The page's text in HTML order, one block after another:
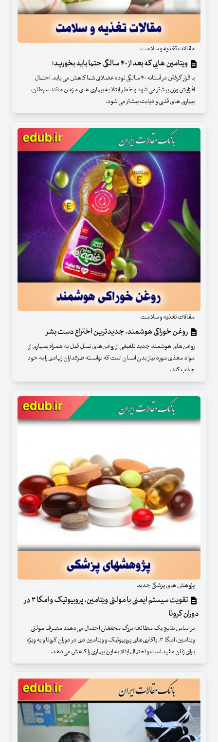
مقالات تغذیه و سلامت
ویتامین هایی که بعد از ۴۰ سالگی حتما باید بخورید!
با قرار گرفتن در آستانه ۴۰ سالگی توده عضلانی شما کاهش می یابد، احتمال
افزایش وزن بیشتر می شود و خطر ابتلا به بیماری های مزمن مانند سرطان،
بیماری های قلبی و دیابت بیشتر می شود.
مقالات تغذیه و سلامت
روغن خوراکی هوشمند، جدیدترین اختراع دست بشر
روغن‌های هوشمند جدید تلفیقی از روغن‌های نسل قبل به همراه بسیاری از
مواد مغذی مورد نیاز بدن انسان است که توانسته‌ طرفداران زیادی را به خود
جذب کند.
پژوهش های پزشکی جدید
تقویت سیستم ایمنی با مولتی ویتامین، پروبیوتیک و امگا ۳ در
دوران کرونا
بر اساس نتایج یک مطالعه بزرگ محققان احتمال می‌دهند مصرف مولتی
ویتامین، امگا ۳، باکتری‌های پروبیوتیک و ویتامین دی در دوران کرونا و به ویژه
برای زنان مفید است و احتمال ابتلا به این بیماری را کاهش می‌دهد.